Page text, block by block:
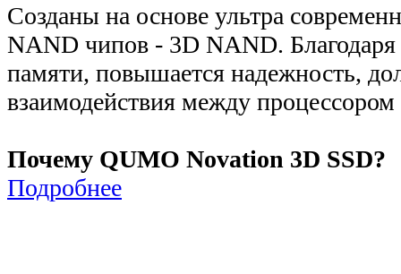
Cозданы на основе ультра
NAND чипов - 3D NAND.
памяти, повышается надежность,
взаимодействия между
Почему QUMO Novation 3D SSD?
Подробнее